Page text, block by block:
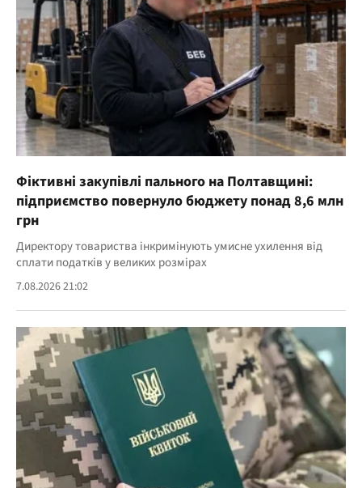
Фіктивні закупівлі пального на Полтавщині:
підприємство повернуло бюджету понад 8,6 млн
грн
Директору товариства інкримінують умисне ухилення від
сплати податків у великих розмірах
7.08.2026 21:02